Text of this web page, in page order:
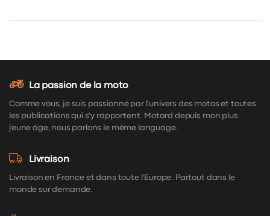
La passion de la moto
Comme vous, je suis passionné par l'univers des motos et toutes
les publications qui s'y rapportent. Motard depuis mon plus
jeune âge, nous parlons le même language.
Livraison
Livraison en France et dans toute l'Europe. Partout dans le
monde sur demande.